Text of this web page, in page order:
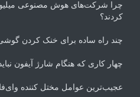
چرا شرکت‌های هوش مصنوعی
کردند؟
چند راه‌ ساده برای خنک کردن
چهار کاری که هنگام شارژ آیفون
عجیب‌ترین عوامل مختل کننده